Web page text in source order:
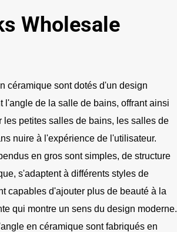
Wholesale
céramique sont dotés d'un design
de la salle de bains, offrant ainsi
petites salles de bains, les salles de
nuire à l'expérience de l'utilisateur.
en gros sont simples, de structure
s'adaptent à différents styles de
capables d'ajouter plus de beauté à la
qui montre un sens du design moderne.
en céramique sont fabriqués en